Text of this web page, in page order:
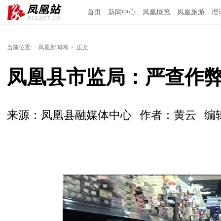
首页 新闻中心 凤凰概览 凤凰旅游 理
当前位置: 凤凰新闻网 > 正文
凤凰县市监局：严查作
来源：凤凰县融媒体中心 作者：黄云 编